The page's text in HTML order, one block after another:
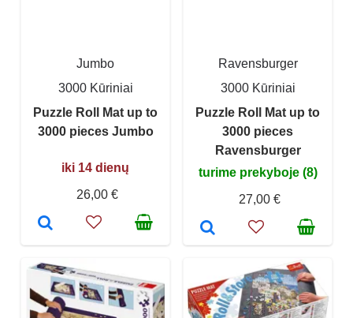
Jumbo
3000 Kūriniai
Puzzle Roll Mat up to
3000 pieces Jumbo
iki 14 dienų
26,00 €
Ravensburger
3000 Kūriniai
Puzzle Roll Mat up to
3000 pieces
Ravensburger
turime prekyboje (8)
27,00 €